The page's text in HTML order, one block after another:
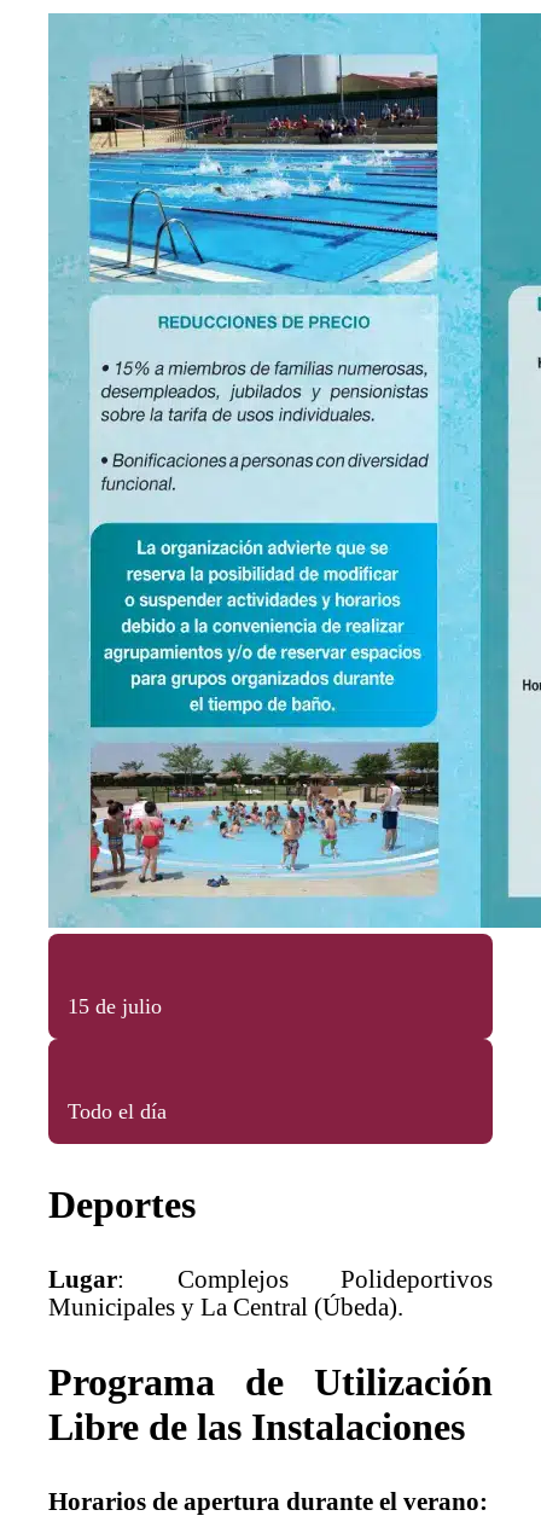
15 de julio
Todo el día
Deportes
Lugar: Complejos Polideportivos
Municipales y La Central (Úbeda).
Programa de Utilización
Libre de las Instalaciones
Horarios de apertura durante el verano: